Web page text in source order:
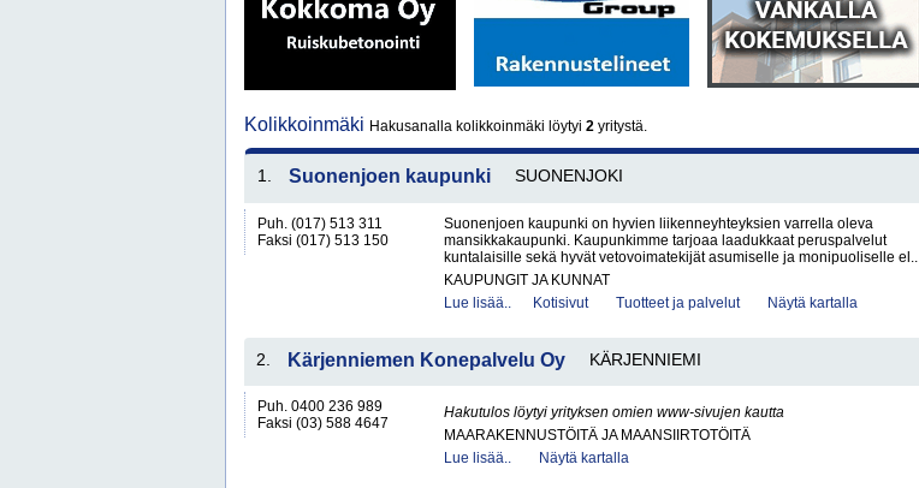
Kolikkoinmäki Hakusanalla kolikkoinmäki löytyi 2 yritystä.
1. Suonenjoen kaupunki SUONENJOKI
Puh. (017) 513 311
Faksi (017) 513 150
Suonenjoen kaupunki on hyvien liikenneyhteyksien varrella oleva
mansikkakaupunki. Kaupunkimme tarjoaa laadukkaat peruspalvelut
kuntalaisille sekä hyvät vetovoimatekijät asumiselle ja monipuoliselle el..
KAUPUNGIT JA KUNNAT
Lue lisää..
Kotisivut Tuotteet ja palvelut Näytä kartalla
2. Kärjenniemen Konepalvelu Oy KÄRJENNIEMI
Puh. 0400 236 989
Faksi (03) 588 4647
Hakutulos löytyi yrityksen omien www-sivujen kautta
MAARAKENNUSTÖITÄ JA MAANSIIRTOTÖITÄ
Lue lisää..
Näytä kartalla